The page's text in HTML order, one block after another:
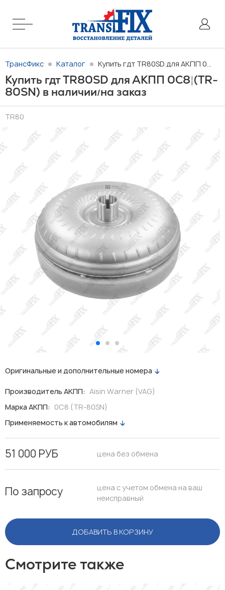
ТрансФикс Каталог Купить гдт TR80SD для АКПП 0C8 (TR-80SN) в наличии/на заказ
Купить гдт TR80SD для АКПП 0C8 (TR-
80SN) в наличии/на заказ
TR80
Оригинальные и дополнительные номера
Производитель АКПП: Aisin Warner (VAG)
Марка АКПП: 0C8 (TR-80SN)
Применяемость к автомобилям
51 000 РУБ цена без обмена
По запросу
цена с учетом обмена на ваш
неисправный
ДОБАВИТЬ В КОРЗИНУ
Смотрите также